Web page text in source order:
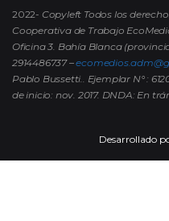
2022- Copyleft Todos los
Cooperativa de Trabajo
Oficina 3. Bahía Blanca
2914486737 –
Pablo Bussetti.. Ejemplar N° :
de inicio: nov. 2017. DNDA: En
Desarrollado